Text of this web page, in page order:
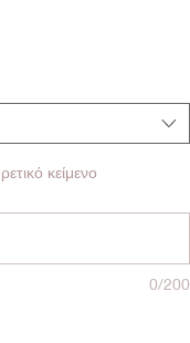
κείμενο
0/200